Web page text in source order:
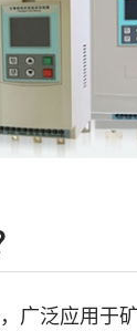
广泛应用于